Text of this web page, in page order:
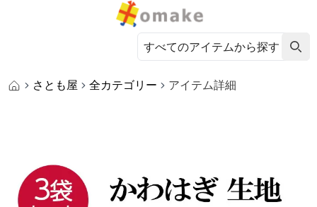
さとも屋 全カテゴリー アイテム詳細